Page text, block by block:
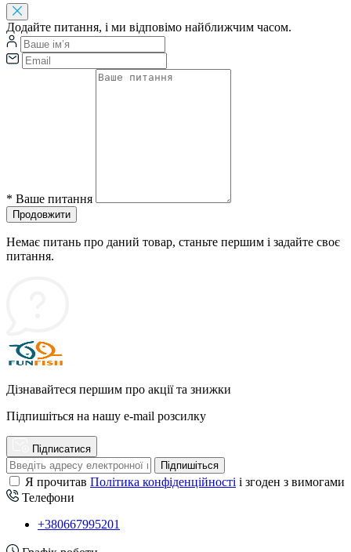
Додайте питання, і ми відповімо найближчим часом.
* Ваше питання
Продовжити
Немає питань про даний товар, станьте першим і задайте своє
питання.
Дізнавайтеся першим про акції та знижки
Підпишіться на нашу e-mail розсилку
Підписатися
Підпишіться
Я прочитав Політика конфіденційності і згоден з вимогами
Телефони
+380667995201